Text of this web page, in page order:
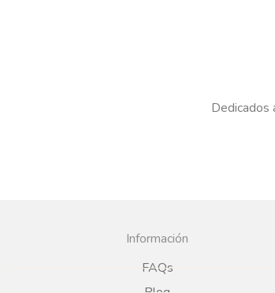
Dedicados
Información
FAQs